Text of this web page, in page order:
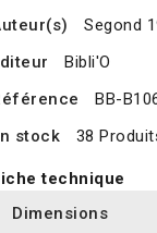
Segond
Bibli'O
BB-
stock
38
technique
Dimensions